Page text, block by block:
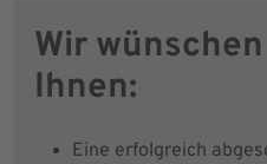
Wir
Ihnen:
Eine erfolgreich